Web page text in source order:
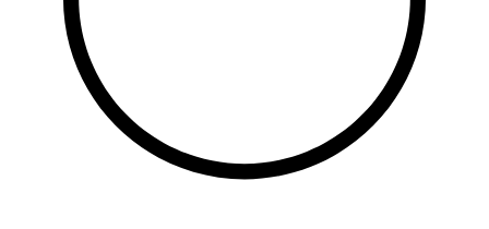
104,9 FM
Баулы
107,5 FM
Биләр